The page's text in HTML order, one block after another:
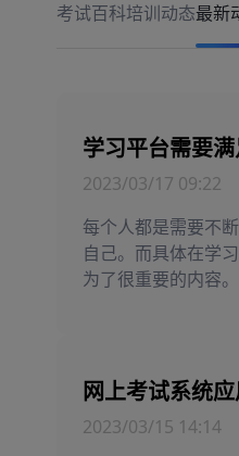
考试百科培训动态最新
学习平台需要满
2023/03/17 09:22
每个人都是需要不
自己。而具体在学
为了很重要的内容
好。
网上考试系统
2023/03/15 14:14